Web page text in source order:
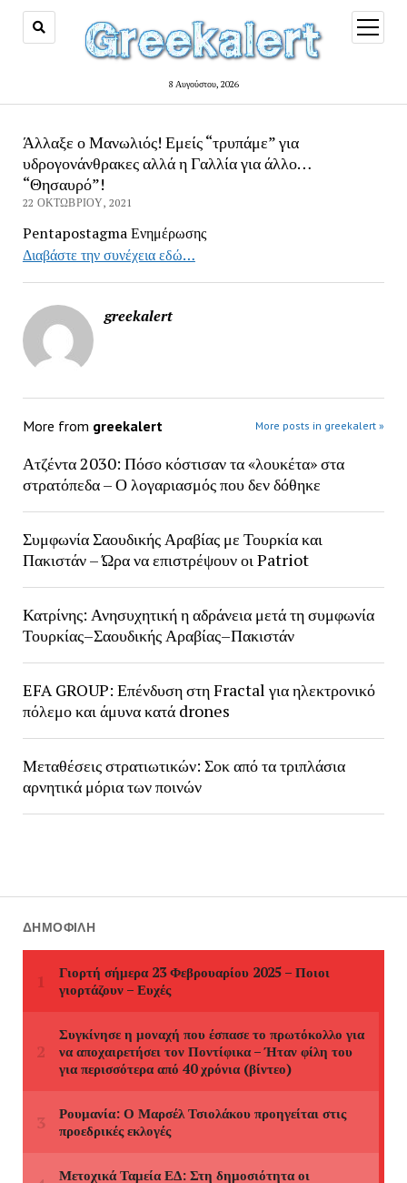
8 Αυγούστου, 2026
open
menu
Άλλαξε ο Μανωλιός! Εμείς “τρυπάμε” για
υδρογονάνθρακες αλλά η Γαλλία για άλλο…
“Θησαυρό”!
22 ΟΚΤΩΒΡΊΟΥ, 2021
Pentapostagma Ενημέρωσης
Διαβάστε την συνέχεια εδώ…
greekalert
More from greekalert More posts in greekalert »
Ατζέντα 2030: Πόσο κόστισαν τα «λουκέτα» στα
στρατόπεδα – Ο λογαριασμός που δεν δόθηκε
Συμφωνία Σαουδικής Αραβίας με Τουρκία και
Πακιστάν – Ώρα να επιστρέψουν οι Patriot
Κατρίνης: Ανησυχητική η αδράνεια μετά τη συμφωνία
Τουρκίας–Σαουδικής Αραβίας–Πακιστάν
EFA GROUP: Επένδυση στη Fractal για ηλεκτρονικό
πόλεμο και άμυνα κατά drones
Μεταθέσεις στρατιωτικών: Σοκ από τα τριπλάσια
αρνητικά μόρια των ποινών
ΔΗΜΟΦΙΛΉ